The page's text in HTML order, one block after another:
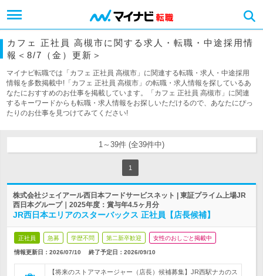
カフェ 正社員 高槻市に関する求人・転職・中途採用情
報＜8/7（金）更新＞
マイナビ転職では「カフェ 正社員 高槻市」に関連する転職・求人・中途採用
情報を多数掲載中!「カフェ 正社員 高槻市」の転職・求人情報を探しているあ
なたにおすすめのお仕事を掲載しています。「カフェ 正社員 高槻市」に関連
するキーワードからも転職・求人情報をお探しいただけるので、あなたにぴっ
たりのお仕事を見つけてみてください!
1～39件 (全39件中)
1
株式会社ジェイアール西日本フードサービスネット | 東証プライム上場JR
西日本グループ｜2025年度：賞与年4.5ヶ月分
JR西日本エリアのスターバックス 正社員【店長候補】
正社員 急募 学歴不問 第二新卒歓迎 女性のおしごと掲載中
情報更新日：2026/07/10 終了予定日： 2026/09/10
【将来のストアマネージャー（店長）候補募集】JR西駅ナカのス